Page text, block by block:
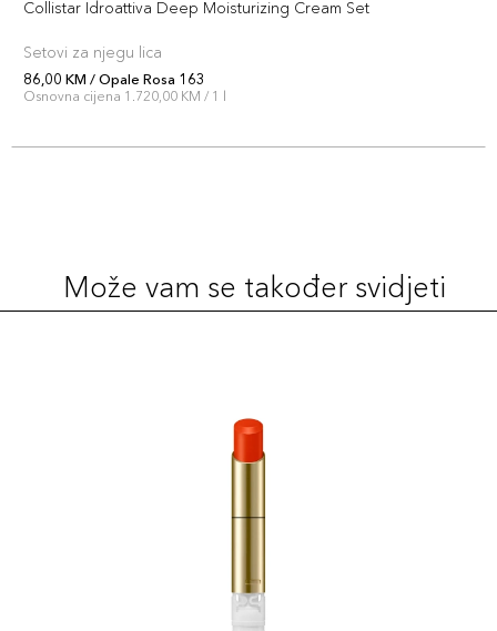
Šifra artikla
+7 PLAZA cvjetića
Rubellite 165
8015150004206
Collistar Idroattiva Deep Moisturizing Cream Set
Setovi za njegu lica
86,00 KM / Opale Rosa 163
Osnovna cijena 1.720,00 KM / 1 l
Može vam se također svidjeti